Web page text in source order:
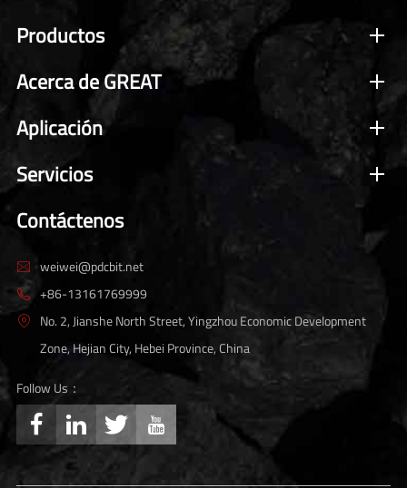
Productos
Acerca de GREAT
Aplicación
Servicios
Contáctenos
 weiwei@pdcbit.net
 +86-13161769999

No. 2, Jianshe North Street, Yingzhou Economic Development
Zone, Hejian City, Hebei Province, China
Follow Us：
   